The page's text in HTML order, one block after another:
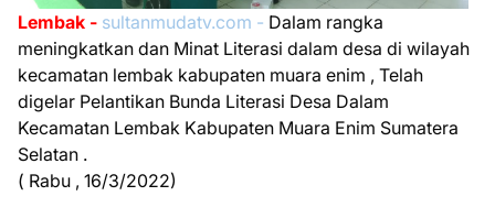
Lembak - sultanmudatv.com - Dalam rangka
meningkatkan dan Minat Literasi dalam desa di wilayah
kecamatan lembak kabupaten muara enim , Telah
digelar Pelantikan Bunda Literasi Desa Dalam
Kecamatan Lembak Kabupaten Muara Enim Sumatera
Selatan .
( Rabu , 16/3/2022)